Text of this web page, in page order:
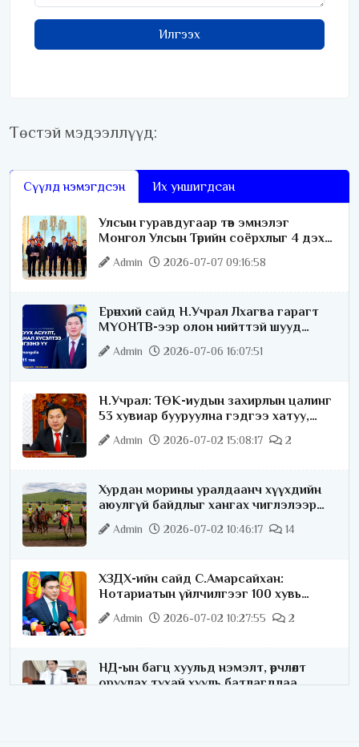
Илгээх
Төстэй мэдээллүүд:
Сүүлд нэмэгдсэн Их уншигдсан
Улсын гуравдугаар төв эмнэлэг
Монгол Улсын Төрийн соёрхлыг 4 дэх
удаагаа хүртлээ
Admin 2026-07-07 09:16:58
Ерөнхий сайд Н.Учрал Лхагва гарагт
МҮОНТВ-ээр олон нийттэй шууд
ярилцана
Admin 2026-07-06 16:07:51
Н.Учрал: ТӨК-иудын захирлын цалинг
53 хувиар бууруулна гэдгээ хатуу,
хариуцлагатайгаар хэлье
Admin 2026-07-02 15:08:17 2
Хурдан морины уралдаанч хүүхдийн
аюулгүй байдлыг хангах чиглэлээр
ажиллаж байна
Admin 2026-07-02 10:46:17 14
ХЗДХ-ийн сайд С.Амарсайхан:
Нотариатын үйлчилгээг 100 хувь
цахимжуулна
Admin 2026-07-02 10:27:55 2
НД-ын багц хуульд нэмэлт, өөрчлөлт
оруулах тухай хууль батлагдлаа